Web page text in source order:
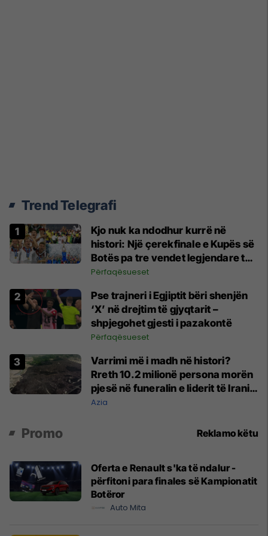
Trend Telegrafi
Kjo nuk ka ndodhur kurrë në
histori: Një çerekfinale e Kupës së
Botës pa tre vendet legjendare të
futbollit
Përfaqësueset
Pse trajneri i Egjiptit bëri shenjën
‘X’ në drejtim të gjyqtarit –
shpjegohet gjesti i pazakontë
Përfaqësueset
Varrimi më i madh në histori?
Rreth 10.2 milionë persona morën
pjesë në funeralin e liderit të Iranit
në 1989
Azia
Promo Reklamo këtu
Oferta e Renault s'ka të ndalur -
përfitoni para finales së Kampionatit
Botëror
Auto Mita